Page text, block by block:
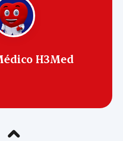
H3Med